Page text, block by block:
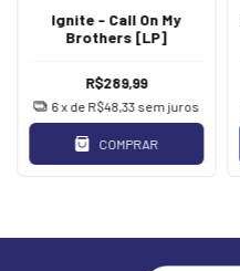
Ignite - Call On My
Brothers [LP]
R$289,99
6x de R$48,33 sem juros
COMPRAR